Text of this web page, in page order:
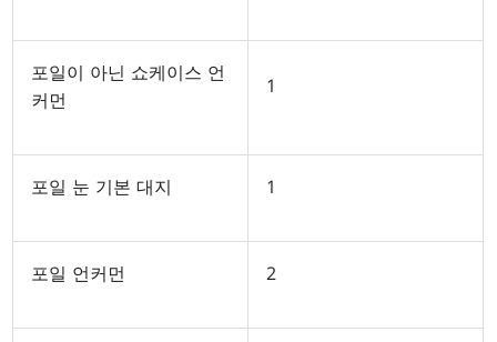
포일이 아닌 쇼케이스 언
커먼
1
포일 눈 기본 대지 1
포일 언커먼 2